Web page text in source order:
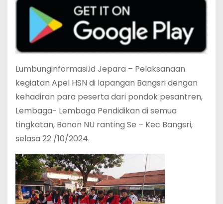
Lumbunginformasi.id Jepara – Pelaksanaan
kegiatan Apel HSN di lapangan Bangsri dengan
kehadiran para peserta dari pondok pesantren,
Lembaga- Lembaga Pendidikan di semua
tingkatan, Banon NU ranting Se – Kec Bangsri,
selasa 22 /10/2024.